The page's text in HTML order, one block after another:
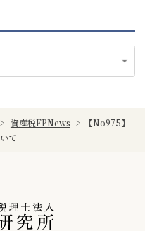
> 資産税FPNews >
【No975】
て